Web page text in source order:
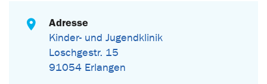
Adresse
Kinder- und Jugendklinik
Loschgestr. 15
91054 Erlangen